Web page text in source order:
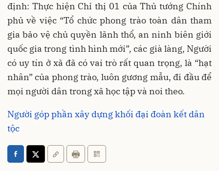
định: Thực hiện Chỉ thị 01 của Thủ tướng Chính
phủ về việc “Tổ chức phong trào toàn dân tham
gia bảo vệ chủ quyền lãnh thổ, an ninh biên giới
quốc gia trong tình hình mới”,các già làng, Người
có uy tín ở xã đã có vai trò rất quan trọng, là “hạt
nhân” của phong trào, luôn gương mẫu, đi đầu để
mọi người dân trong xã học tập và noi theo.
Người góp phần xây dựng khối đại đoàn kết dân
tộc